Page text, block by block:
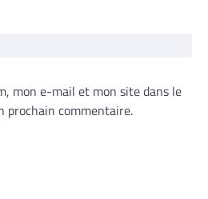
mon e-mail et mon site dans le
prochain commentaire.